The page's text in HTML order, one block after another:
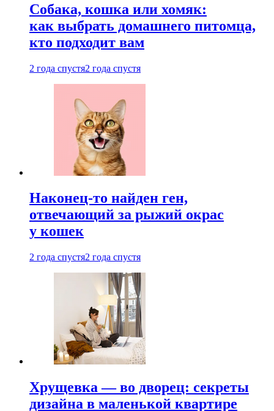
Собака, кошка или хомяк:
как выбрать домашнего питомца,
кто подходит вам
2 года спустя2 года спустя
Наконец-то найден ген,
отвечающий за рыжий окрас
у кошек
2 года спустя2 года спустя
Хрущевка — во дворец: секреты
дизайна в маленькой квартире